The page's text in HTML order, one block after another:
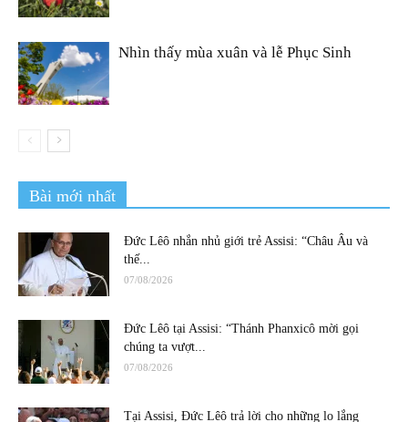
Nhìn thấy mùa xuân và lễ Phục Sinh
Bài mới nhất
Đức Lêô nhắn nhủ giới trẻ Assisi: “Châu Âu và
thế...
07/08/2026
Đức Lêô tại Assisi: “Thánh Phanxicô mời gọi
chúng ta vượt...
07/08/2026
Tại Assisi, Đức Lêô trả lời cho những lo lắng